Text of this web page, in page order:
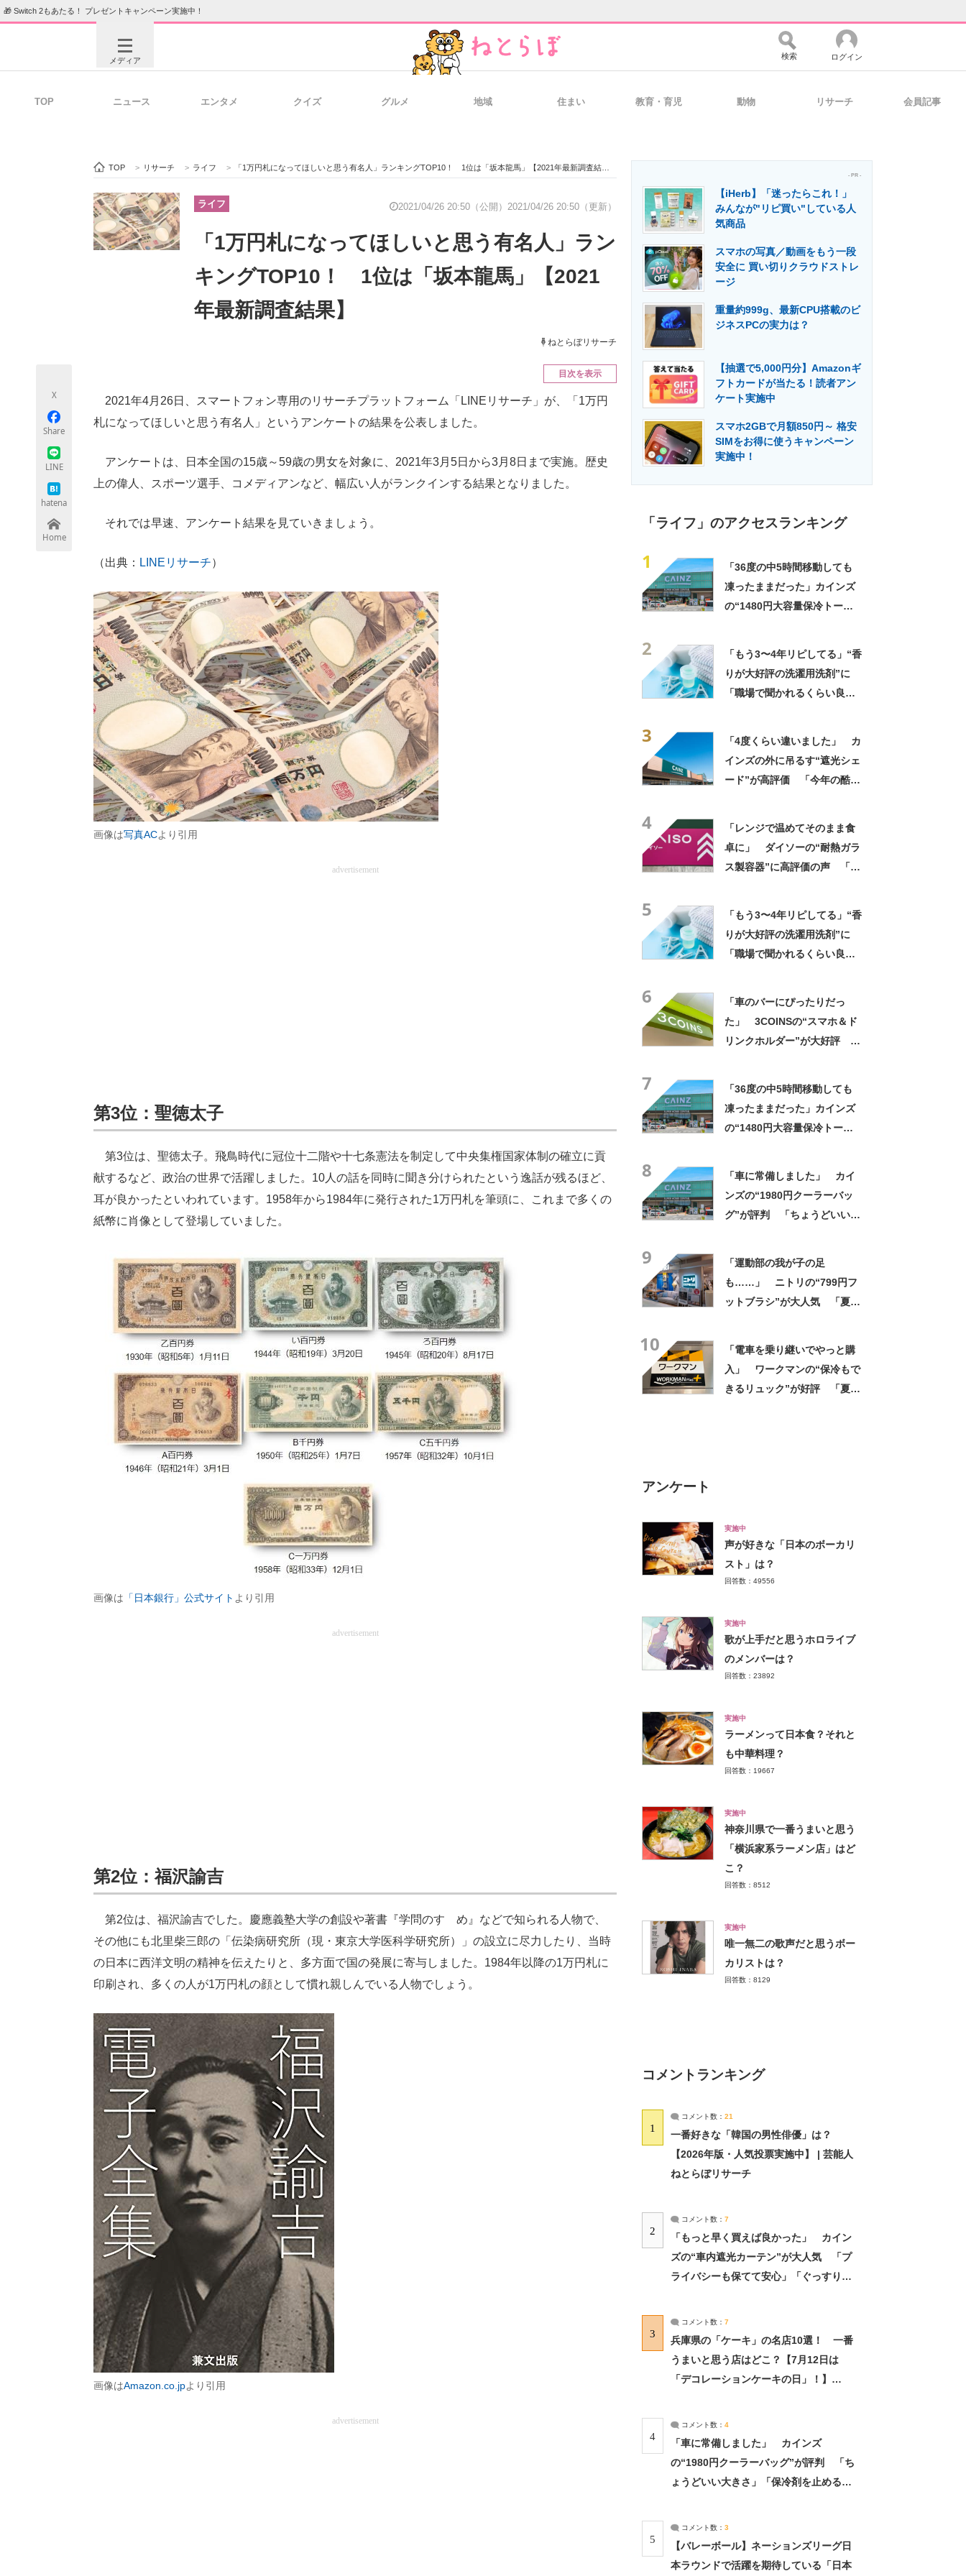
🎁 Switch 2もあたる！ プレゼントキャンペーン実施中！
メディア
ビジネスと働き方のヒント 経営リーダーのコミュニティ マーケ×ITの今がよく分かる
IT製品の技術・比較・事例 製造業のIT導入・活用を支援
エネルギーの専門メディア 建設×テクノロジーの最前線
ちょっと気になるネットの話題
検索 ログイン
TOP ニュース エンタメ クイズ グルメ 地域 住まい 教育・育児 動物 リサーチ 会員記事
TOP > リサーチ > ライフ > 「1万円札になってほしいと思う有名人」ランキングTOP10！ 1位は「坂本龍馬」【2021年最新調査結果】
ライフ 2021/04/26 20:50（公開） 2021/04/26 20:50（更新）
「1万円札になってほしいと思う有名人」ラン
キングTOP10！ 1位は「坂本龍馬」【2021
年最新調査結果】
ねとらぼリサーチ
X
Share
LINE
hatena
Home
目次を表示
2021年4月26日、スマートフォン専用のリサーチプラットフォーム「LINEリサーチ」が、「1万円
札になってほしいと思う有名人」というアンケートの結果を公表しました。
アンケートは、日本全国の15歳～59歳の男女を対象に、2021年3月5日から3月8日まで実施。歴史
上の偉人、スポーツ選手、コメディアンなど、幅広い人がランクインする結果となりました。
それでは早速、アンケート結果を見ていきましょう。
（出典： LINEリサーチ）
画像は写真ACより引用
advertisement
第3位：聖徳太子
第3位は、聖徳太子。飛鳥時代に冠位十二階や十七条憲法を制定して中央集権国家体制の確立に貢
献するなど、政治の世界で活躍しました。10人の話を同時に聞き分けられたという逸話が残るほど、
耳が良かったといわれています。1958年から1984年に発行された1万円札を筆頭に、これまで多くの
紙幣に肖像として登場していました。
画像は 「日本銀行」公式サイト より引用
advertisement
第2位：福沢諭吉
第2位は、福沢諭吉でした。慶應義塾大学の創設や著書『学問のすゝめ』などで知られる人物で、
その他にも北里柴三郎の「伝染病研究所（現・東京大学医科学研究所）」の設立に尽力したり、当時
の日本に西洋文明の精神を伝えたりと、多方面で国の発展に寄与しました。1984年以降の1万円札に
印刷され、多くの人が1万円札の顔として慣れ親しんでいる人物でしょう。
画像はAmazon.co.jpより引用
advertisement
- PR -
【iHerb】「迷ったらこれ！」
みんなが"リピ買い"している人
気商品
スマホの写真／動画をもう一段
安全に 買い切りクラウドストレ
ージ
重量約999g、最新CPU搭載のビ
ジネスPCの実力は？
【抽選で5,000円分】Amazonギ
フトカードが当たる！読者アン
ケート実施中
スマホ2GBで月額850円～ 格安
SIMをお得に使うキャンペーン
実施中！
「ライフ」のアクセスランキング
1
「36度の中5時間移動しても
凍ったままだった」カインズ
の“1480円大容量保冷トー
2
「もう3〜4年リピしてる」“香
りが大好評の洗濯用洗剤”に
「職場で聞かれるくらい良い
3
「4度くらい違いました」 カ
インズの外に吊るす“遮光シェ
ード”が高評価 「今年の酷暑
4
「レンジで温めてそのまま食
卓に」 ダイソーの“耐熱ガラ
ス製容器”に高評価の声 「冷
5
「もう3〜4年リピしてる」“香
りが大好評の洗濯用洗剤”に
「職場で聞かれるくらい良い
6
「車のバーにぴったりだっ
た」 3COINSの“スマホ＆ド
リンクホルダー”が大好評
7
「36度の中5時間移動しても
凍ったままだった」カインズ
の“1480円大容量保冷トー
8
「車に常備しました」 カイ
ンズの“1980円クーラーバッ
グ”が評判 「ちょうどいい大
9
「運動部の我が子の足
も……」 ニトリの“799円フ
ットブラシ”が大人気 「夏の
10
「電車を乗り継いでやっと購
入」 ワークマンの“保冷もで
きるリュック”が好評 「夏の
アンケート
実施中
声が好きな「日本のボーカリ
スト」は？
回答数：49556
実施中
歌が上手だと思うホロライブ
のメンバーは？
回答数：23892
実施中
ラーメンって日本食？それと
も中華料理？
回答数：19667
実施中
神奈川県で一番うまいと思う
「横浜家系ラーメン店」はど
こ？
回答数：8512
実施中
唯一無二の歌声だと思うボー
カリストは？
回答数：8129
コメントランキング
1
コメント数： 21
一番好きな「韓国の男性俳優」は？
【2026年版・人気投票実施中】 | 芸能人
ねとらぼリサーチ
2
コメント数： 7
「もっと早く買えば良かった」 カイン
ズの“車内遮光カーテン”が大人気 「プ
ライバシーも保てて安心」「ぐっすり眠
3
コメント数： 7
兵庫県の「ケーキ」の名店10選！ 一番
うまいと思う店はどこ？【7月12日は
「デコレーションケーキの日」！】
4
コメント数： 4
「車に常備しました」 カインズ
の“1980円クーラーバッグ”が評判 「ち
ょうどいい大きさ」「保冷剤を止めるベ
5
コメント数： 3
【バレーボール】ネーションズリーグ日
本ラウンドで活躍を期待している「日本